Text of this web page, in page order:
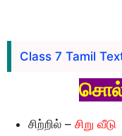
Class 7 Tamil
சிற்றில் – சிறு வீடு